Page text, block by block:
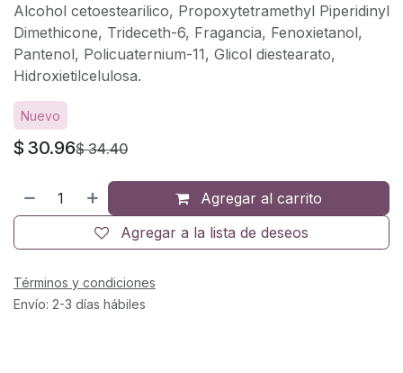
Alcohol cetoestearilico, Propoxytetramethyl Piperidinyl
Dimethicone, Trideceth-6, Fragancia, Fenoxietanol,
Pantenol, Policuaternium-11, Glicol diestearato,
Hidroxietilcelulosa.
Nuevo
$ 30.96$34.40
Agregar al carrito
Agregar a la lista de deseos
Términos y condiciones
Envío: 2-3 días hábiles